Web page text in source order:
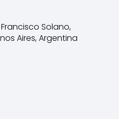
Solano,
Aires, Argentina